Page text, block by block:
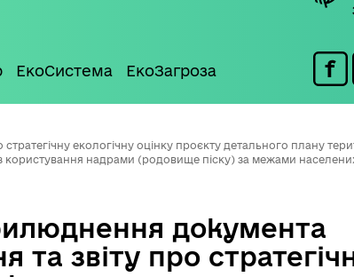
ЕкоСистема ЕкоЗагроза
екологічну оцінку проєкту детального плану
надрами (родовище піску) за межами населених
документа
та звіту про